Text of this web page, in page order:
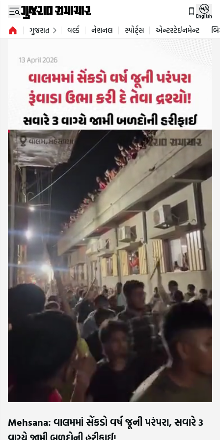
English
ગુજરાત વર્લ્ડ નેશનલ સ્પોર્ટ્સ એન્ટરટેઈનમેન્ટ
Mehsana: વાલમમાં સેંકડો વર્ષ જૂની પરંપરા, સવારે 3